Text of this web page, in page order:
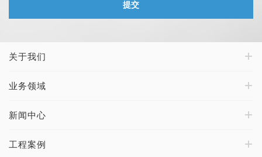
提交
关于我们
业务领域
新闻中心
工程案例